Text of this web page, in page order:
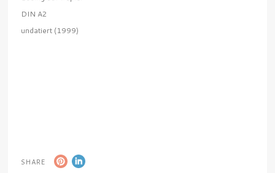
DIN A2
undatiert (1999)
SHARE